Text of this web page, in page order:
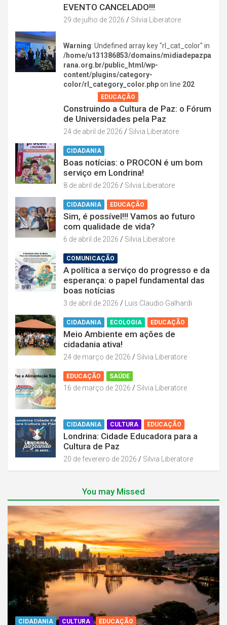
EVENTO CANCELADO!!!
29 de julho de 2026 Silvia Liberatore
Warning: Undefined array key "rl_cat_color" in
/home/u131386853/domains/midiadepazpa
rana.org.br/public_html/wp-
content/plugins/category-
color/rl_category_color.phpon line 202
EDUCAÇÃO
Construindo a Cultura de Paz: o Fórum
de Universidades pela Paz
24 de abril de 2026 Silvia Liberatore
CIDADANIA
Boas notícias: o PROCON é um bom
serviço em Londrina!
8 de abril de 2026 Silvia Liberatore
CIDADANIA EDUCAÇÃO
Sim, é possível!!! Vamos ao futuro
com qualidade de vida?
6 de abril de 2026 Silvia Liberatore
COMUNICAÇÃO
A política a serviço do progresso e da
esperança: o papel fundamental das
boas notícias
3 de abril de 2026 Luis Claudio Galhardi
CIDADANIA ECOLOGIA EDUCAÇÃO
Meio Ambiente em ações de
cidadania ativa!
24 de março de 2026 Silvia Liberatore
EDUCAÇÃO SAÚDE
16 de março de 2026 Silvia Liberatore
CIDADANIA CULTURA EDUCAÇÃO
Londrina: Cidade Educadora para a
Cultura de Paz
20 de fevereiro de 2026 Silvia Liberatore
You may Missed
CIDADANIA CULTURA EDUCAÇÃO